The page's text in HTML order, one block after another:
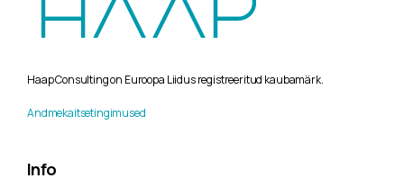
Haap Consulting on Euroopa Liidus registreeritud kaubamärk.
Andmekaitsetingimused
Info